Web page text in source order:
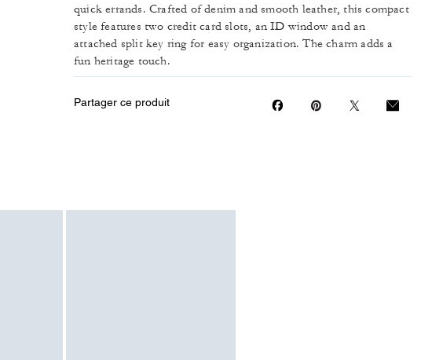
quick errands. Crafted of denim and smooth leather, this compact
style features two credit card slots, an ID window and an
attached split key ring for easy organization. The charm adds a
fun heritage touch.
Partager ce produit